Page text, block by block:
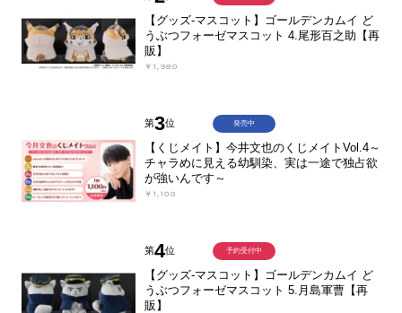
【グッズ-マスコット】ゴールデンカムイ ど
うぶつフォーゼマスコット 4.尾形百之助【再
販】
￥1,980
第3位
【くじメイト】今井文也のくじメイトVol.4～
チャラめに見える幼馴染、実は一途で独占欲
が強いんです～
￥1,100
発売中
第4位
【グッズ-マスコット】ゴールデンカムイ ど
うぶつフォーゼマスコット 5.月島軍曹【再
販】
予約受付中